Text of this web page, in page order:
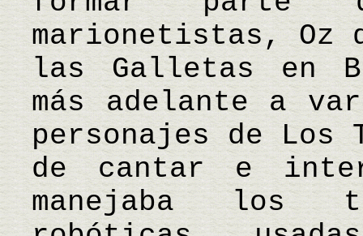
marionetistas, Oz
las Galletas en
más adelante a
personajes de Los
de cantar e
manejaba los